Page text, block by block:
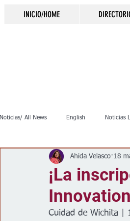
INICIO/HOME
Noticias/ All News English Noticias
Inmigración Crimen
Clima Vivienda
¡La
Ahida Velasco 18
Cuidad de Wichita |